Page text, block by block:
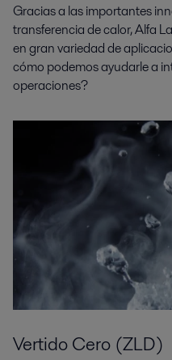
Gracias a las importantes
transferencia de calor, Alfa
en gran variedad de
cómo podemos ayudarle a
operaciones?
Vertido Cero (ZLD)